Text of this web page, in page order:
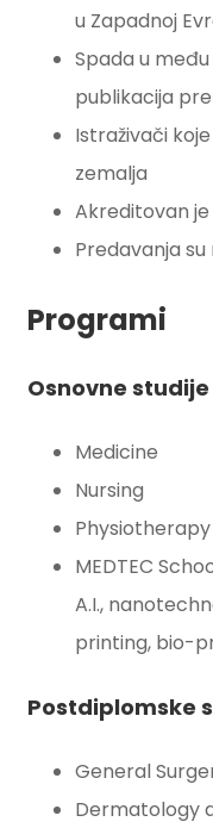
u Zapadnoj
Spada u
publikacija
Istraživači
zemalja
Akreditovan
Predavanja
Programi
Osnovne studije
Medicine
Nursing
Physiotherapy
MEDTEC
A.I.,
printing, bio-
Postdiplomske
General
Dermatology